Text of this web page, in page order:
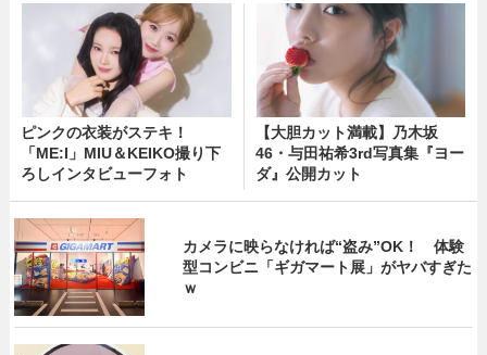
ピンクの衣装がステキ！
「ME:I」MIU＆KEIKO撮り下
ろしインタビューフォト
【大胆カット満載】乃木坂
46・与田祐希3rd写真集『ヨー
ダ』公開カット
カメラに映らなければ“盗み”OK！ 体験
型コンビニ「ギガマート展」がヤバすぎた
ｗ